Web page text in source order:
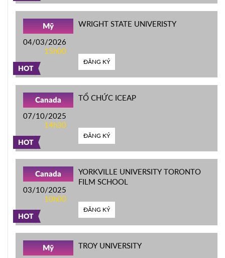
HOT
Mỹ
04/03/2026
15h00
WRIGHT STATE UNIVERISTY
ĐĂNG KÝ
HOT
Canada
07/10/2025
14h30
TỔ CHỨC ICEAP
ĐĂNG KÝ
HOT
Canada
03/10/2025
10h00
YORKVILLE UNIVERSITY TORONTO
FILM SCHOOL
ĐĂNG KÝ
Mỹ TROY UNIVERSITY